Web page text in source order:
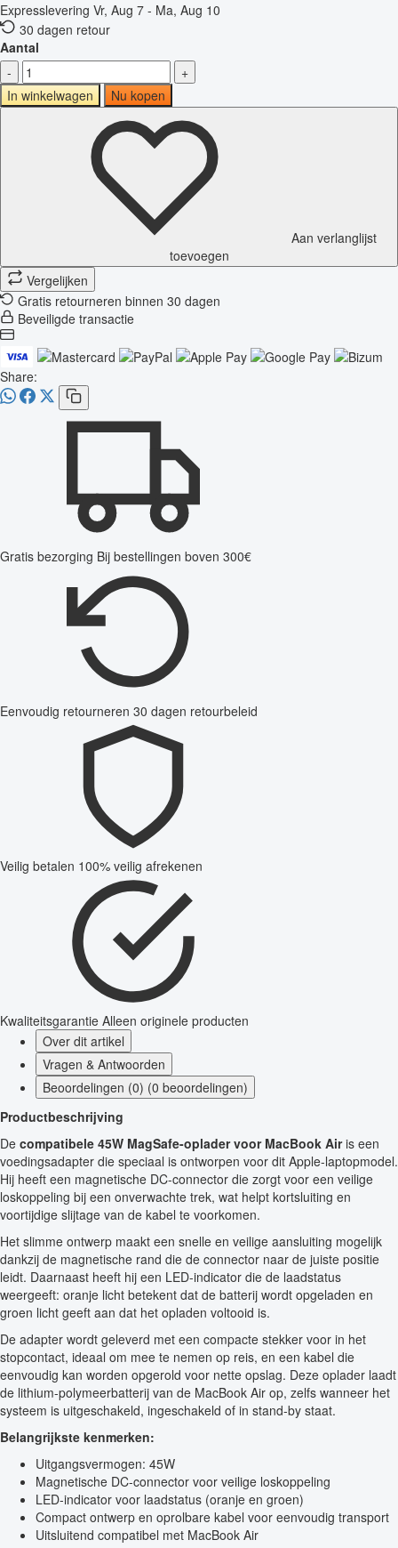
Expresslevering Vr, Aug 7 - Ma, Aug 10
30 dagen retour
Aantal
-
+
In winkelwagen
Nu kopen
Aan verlanglijst
toevoegen
Vergelijken
Gratis retourneren binnen 30 dagen
Beveiligde transactie
Share:
Gratis bezorging Bij bestellingen boven 300€
Eenvoudig retourneren 30 dagen retourbeleid
Veilig betalen 100% veilig afrekenen
Kwaliteitsgarantie Alleen originele producten
Over dit artikel
Vragen & Antwoorden
Beoordelingen (0) (0 beoordelingen)
Productbeschrijving
De compatibele 45W MagSafe-oplader voor MacBook Airis een
voedingsadapter die speciaal is ontworpen voor dit Apple-laptopmodel.
Hij heeft een magnetische DC-connector die zorgt voor een veilige
loskoppeling bij een onverwachte trek, wat helpt kortsluiting en
voortijdige slijtage van de kabel te voorkomen.
Het slimme ontwerp maakt een snelle en veilige aansluiting mogelijk
dankzij de magnetische rand die de connector naar de juiste positie
leidt. Daarnaast heeft hij een LED-indicator die de laadstatus
weergeeft: oranje licht betekent dat de batterij wordt opgeladen en
groen licht geeft aan dat het opladen voltooid is.
De adapter wordt geleverd met een compacte stekker voor in het
stopcontact, ideaal om mee te nemen op reis, en een kabel die
eenvoudig kan worden opgerold voor nette opslag. Deze oplader laadt
de lithium-polymeerbatterij van de MacBook Air op, zelfs wanneer het
systeem is uitgeschakeld, ingeschakeld of in stand-by staat.
Belangrijkste kenmerken:
Uitgangsvermogen: 45W
Magnetische DC-connector voor veilige loskoppeling
LED-indicator voor laadstatus (oranje en groen)
Compact ontwerp en oprolbare kabel voor eenvoudig transport
Uitsluitend compatibel met MacBook Air